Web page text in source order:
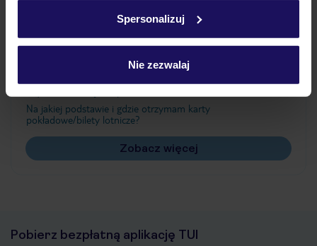
Spersonalizuj
Nie zezwalaj
Jak zmienić uczestników/osobę zgłaszającą?
Na jakiej podstawie i gdzie otrzymam karty
pokładowe/bilety lotnicze?
Zobacz więcej
Pobierz bezpłatną aplikację TUI